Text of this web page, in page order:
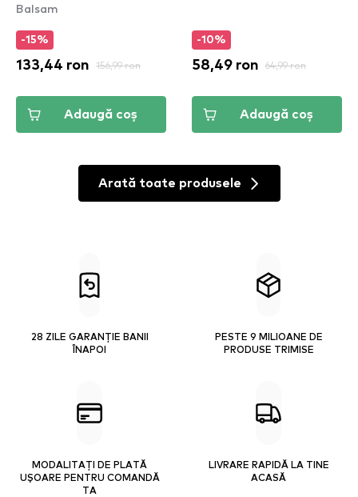
Color Spectrum
Balsam
-15%
133,44 ron 156,99 ron
Adaugă coș
-10%
58,49 ron 64,99 ron
Adaugă coș
Arată toate produsele
28 ZILE GARANȚIE BANII
ÎNAPOI
PESTE 9 MILIOANE DE
PRODUSE TRIMISE
MODALITAȚI DE PLATĂ
UȘOARE PENTRU COMANDĂ
TA
LIVRARE RAPIDĂ LA TINE
ACASĂ